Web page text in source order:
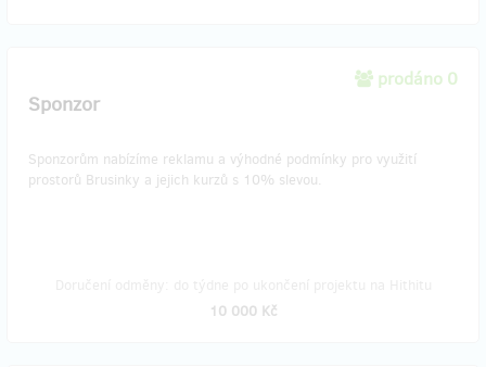
prodáno 0
Sponzor
Sponzorům nabízíme reklamu a výhodné podmínky pro využití
prostorů Brusinky a jejich kurzů s 10% slevou.
10 000 Kč